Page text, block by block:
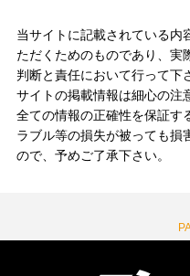
当サイトに記載されている内
ただくためのものであり、実
判断と責任において行って下
サイトの掲載情報は細心の注
全ての情報の正確性を保証す
ラブル等の損失が被っても損
ので、予めご了承下さい。